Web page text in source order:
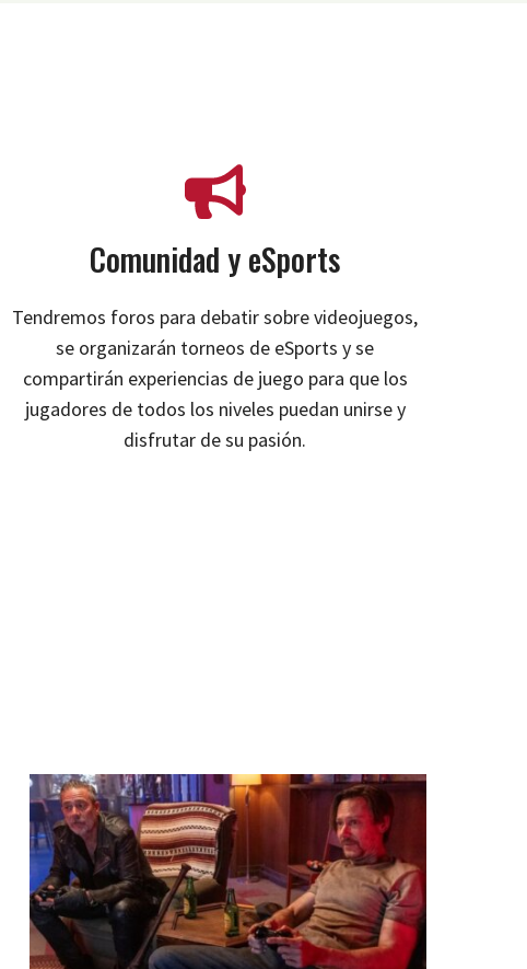
Comunidad y eSports
Tendremos foros para debatir sobre videojuegos,
se organizarán torneos de eSports y se
compartirán experiencias de juego para que los
jugadores de todos los niveles puedan unirse y
disfrutar de su pasión.